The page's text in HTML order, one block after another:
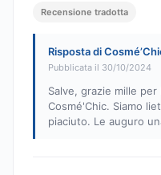
Recensione tradotta
Risposta di
Pubblicata il 30/10/2024
Salve, grazie mille
Cosmé'Chic. Siamo
piaciuto. Le auguro